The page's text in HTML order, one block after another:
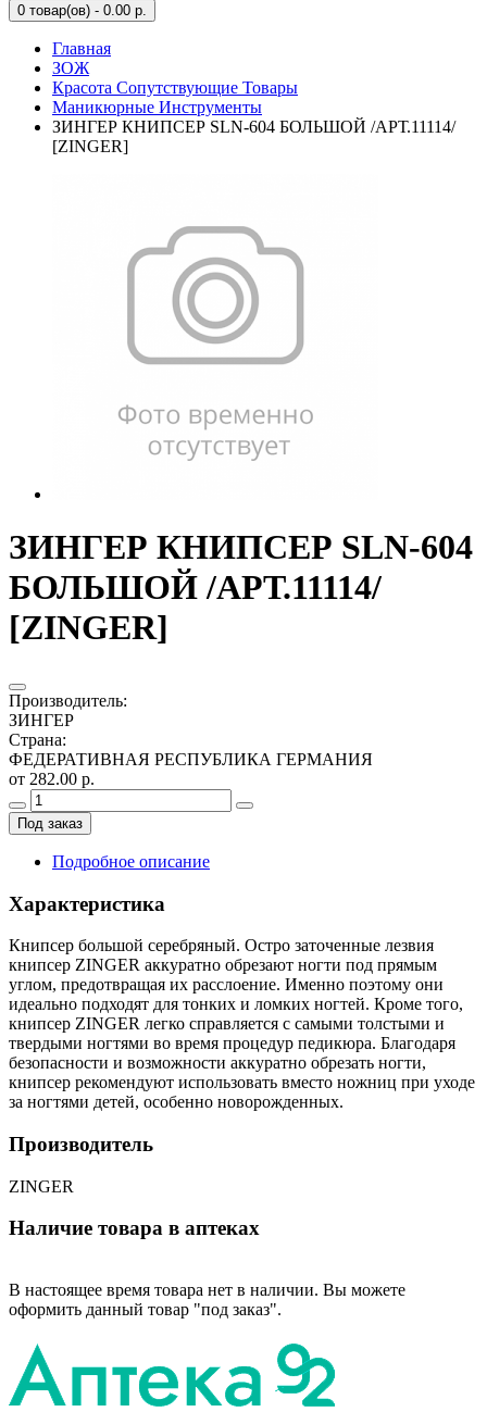
0 товар(ов) - 0.00 р.
Главная
ЗОЖ
Красота Сопутствующие Товары
Маникюрные Инструменты
ЗИНГЕР КНИПСЕР SLN-604 БОЛЬШОЙ /АРТ.11114/
[ZINGER]
ЗИНГЕР КНИПСЕР SLN-604
БОЛЬШОЙ /АРТ.11114/
[ZINGER]
Производитель:
ЗИНГЕР
Страна:
ФЕДЕРАТИВНАЯ РЕСПУБЛИКА ГЕРМАНИЯ
от 282.00 р.
Под заказ
Подробное описание
Характеристика
Книпсер большой серебряный. Остро заточенные лезвия
книпсер ZINGER аккуратно обрезают ногти под прямым
углом, предотвращая их расслоение. Именно поэтому они
идеально подходят для тонких и ломких ногтей. Кроме того,
книпсер ZINGER легко справляется с самыми толстыми и
твердыми ногтями во время процедур педикюра. Благодаря
безопасности и возможности аккуратно обрезать ногти,
книпсер рекомендуют использовать вместо ножниц при уходе
за ногтями детей, особенно новорожденных.
Производитель
ZINGER
Наличие товара в аптеках
В настоящее время товара нет в наличии. Вы можете
оформить данный товар "под заказ".